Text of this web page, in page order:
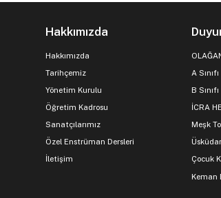
Hakkımızda
Hakkımızda
Tarihçemiz
Yönetim Kurulu
Öğretim Kadrosu
Sanatçılarımız
Özel Enstrüman Dersleri
İletişim
A Sınıfı
B Sınıfı
İCRA
Meşk
Çocuk
Keman